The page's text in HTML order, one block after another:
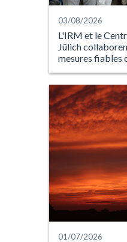
03/08/2026
L'IRM et le
Jülich
mesures fiables
01/07/2026